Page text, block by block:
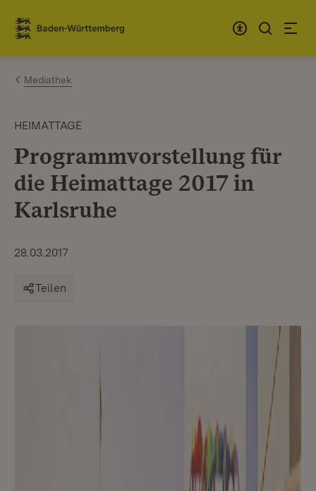
Zum Inhalt springen
Link zur Startseite
Mediathek
HEIMATTAGE
Programmvorstellung für
die Heimattage 2017 in
Karlsruhe
28.03.2017
Teilen